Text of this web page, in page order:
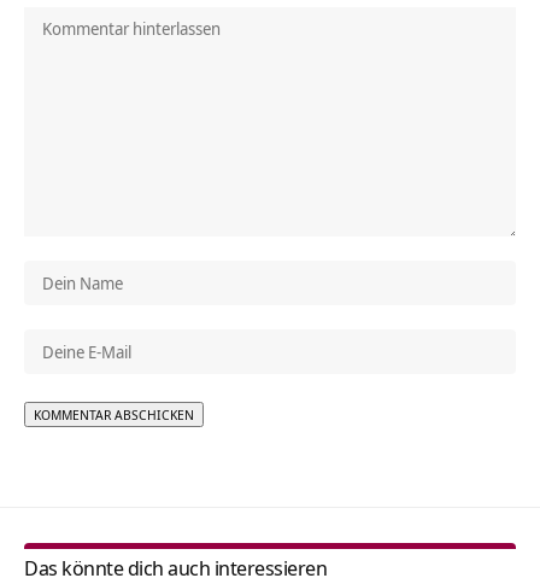
Das könnte dich auch interessieren